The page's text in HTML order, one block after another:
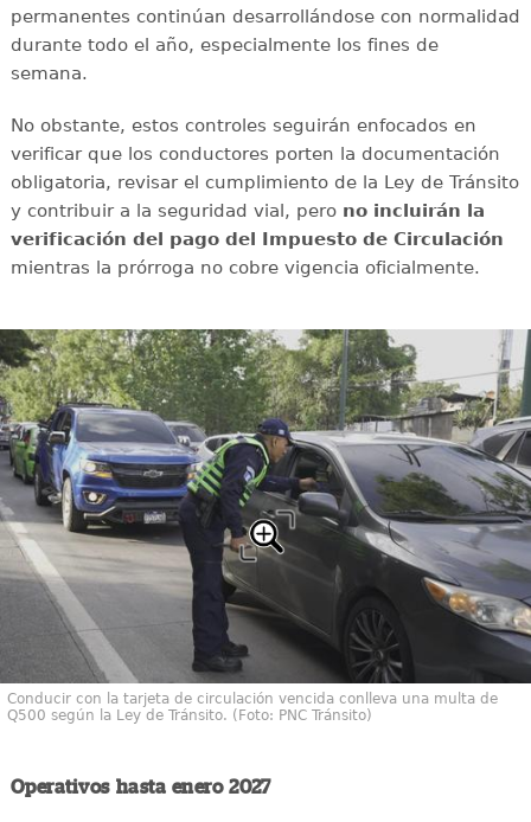
permanentes continúan desarrollándose con normalidad
durante todo el año, especialmente los fines de
semana.
No obstante, estos controles seguirán enfocados en
verificar que los conductores porten la documentación
obligatoria, revisar el cumplimiento de la Ley de Tránsito
y contribuir a la seguridad vial, pero no incluirán la
verificación del pago del Impuesto de Circulación
mientras la prórroga no cobre vigencia oficialmente.
Conducir con la tarjeta de circulación vencida conlleva una multa de
Q500 según la Ley de Tránsito. (Foto: PNC Tránsito)
Operativos hasta enero 2027